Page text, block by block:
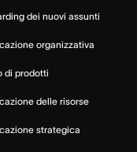
dei nuovi assunti
organizzativa
di prodotti
delle risorse
strategica